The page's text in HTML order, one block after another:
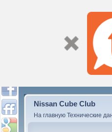
Nissan Cube Club
На главную Технические